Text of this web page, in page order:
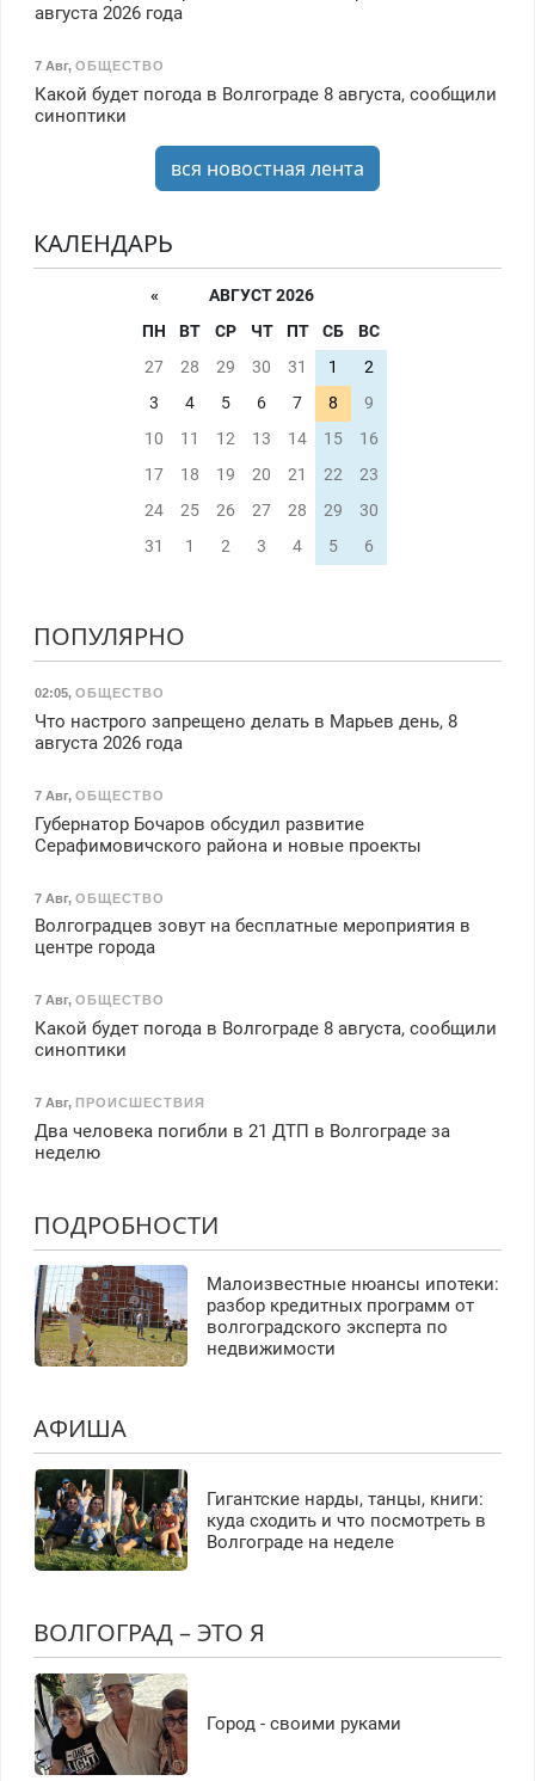
августа 2026 года
7 Авг, ОБЩЕСТВО
Какой будет погода в Волгограде 8 августа, сообщили
синоптики
вся новостная лента
КАЛЕНДАРЬ
«
АВГУСТ 2026
ПН
ВТ СР ЧТ ПТ СБ
ВС
27
28 29 30 31 1
2
3
4 5 6 7 8
9
10
11 12 13 14 15
16
17
18 19 20 21 22
23
24
25 26 27 28 29
30
31
1 2 3 4 5 6
ПОПУЛЯРНО
02:05, ОБЩЕСТВО
Что настрого запрещено делать в Марьев день, 8
августа 2026 года
7 Авг, ОБЩЕСТВО
Губернатор Бочаров обсудил развитие
Серафимовичского района и новые проекты
7 Авг, ОБЩЕСТВО
Волгоградцев зовут на бесплатные мероприятия в
центре города
7 Авг, ОБЩЕСТВО
Какой будет погода в Волгограде 8 августа, сообщили
синоптики
7 Авг, ПРОИСШЕСТВИЯ
Два человека погибли в 21 ДТП в Волгограде за
неделю
ПОДРОБНОСТИ
Малоизвестные нюансы ипотеки:
разбор кредитных программ от
волгоградского эксперта по
недвижимости
АФИША
Гигантские нарды, танцы, книги:
куда сходить и что посмотреть в
Волгограде на неделе
ВОЛГОГРАД – ЭТО Я
Город - своими руками